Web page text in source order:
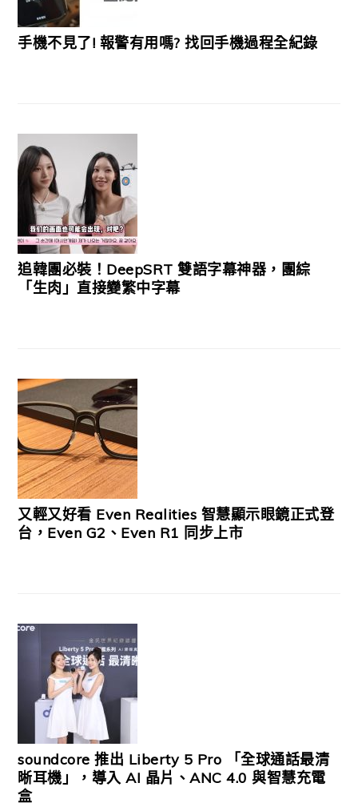
手機不見了! 報警有用嗎? 找回手機過程全紀錄
追韓團必裝！DeepSRT 雙語字幕神器，團綜
「生肉」直接變繁中字幕
又輕又好看 Even Realities 智慧顯示眼鏡正式登
台，Even G2、Even R1 同步上市
soundcore 推出 Liberty 5 Pro 「全球通話最清
晰耳機」，導入 AI 晶片、ANC 4.0 與智慧充電
盒